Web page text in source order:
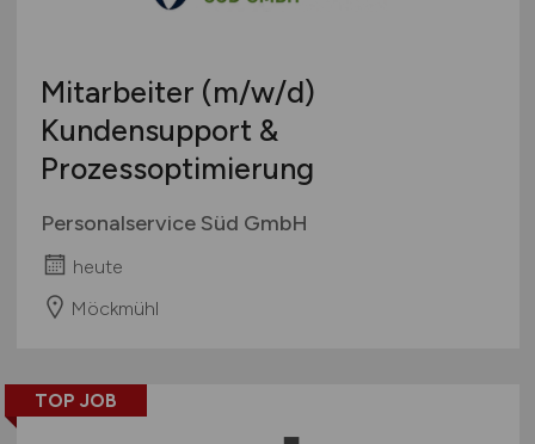
Mitarbeiter (m/w/d)
Kundensupport &
Prozessoptimierung
Personalservice Süd GmbH
heute
Möckmühl
TOP JOB